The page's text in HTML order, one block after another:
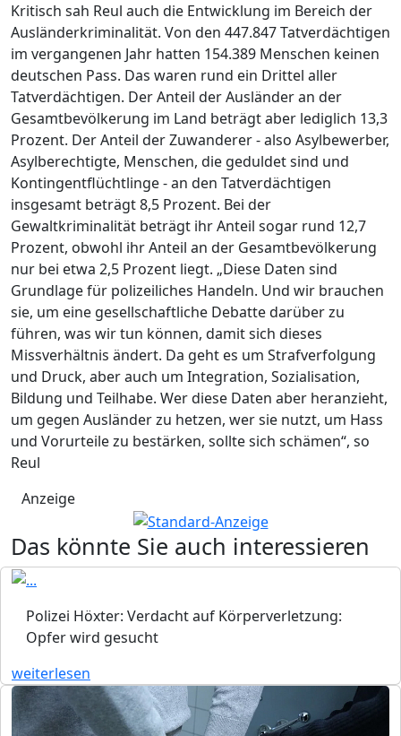
Kritisch sah Reul auch die Entwicklung im Bereich der
Ausländerkriminalität. Von den 447.847 Tatverdächtigen
im vergangenen Jahr hatten 154.389 Menschen keinen
deutschen Pass. Das waren rund ein Drittel aller
Tatverdächtigen. Der Anteil der Ausländer an der
Gesamtbevölkerung im Land beträgt aber lediglich 13,3
Prozent. Der Anteil der Zuwanderer - also Asylbewerber,
Asylberechtigte, Menschen, die geduldet sind und
Kontingentflüchtlinge - an den Tatverdächtigen
insgesamt beträgt 8,5 Prozent. Bei der
Gewaltkriminalität beträgt ihr Anteil sogar rund 12,7
Prozent, obwohl ihr Anteil an der Gesamtbevölkerung
nur bei etwa 2,5 Prozent liegt. „Diese Daten sind
Grundlage für polizeiliches Handeln. Und wir brauchen
sie, um eine gesellschaftliche Debatte darüber zu
führen, was wir tun können, damit sich dieses
Missverhältnis ändert. Da geht es um Strafverfolgung
und Druck, aber auch um Integration, Sozialisation,
Bildung und Teilhabe. Wer diese Daten aber heranzieht,
um gegen Ausländer zu hetzen, wer sie nutzt, um Hass
und Vorurteile zu bestärken, sollte sich schämen“, so
Reul
Anzeige
Das könnte Sie auch interessieren
Polizei Höxter: Verdacht auf Körperverletzung:
Opfer wird gesucht
weiterlesen